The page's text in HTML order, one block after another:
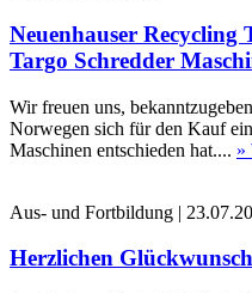
Neuenhauser
Targo Schredder
Wir freuen uns,
Norwegen sich für den Kauf
Maschinen entschieden hat.... »
Aus- und Fortbildung |
Herzlichen